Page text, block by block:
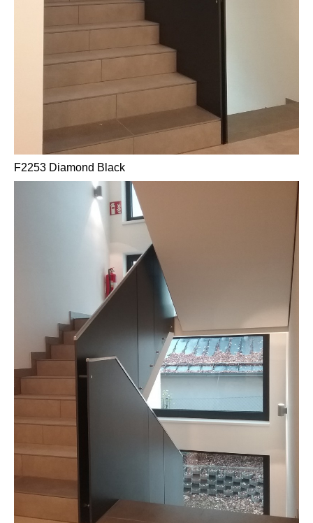
F2253 Diamond Black